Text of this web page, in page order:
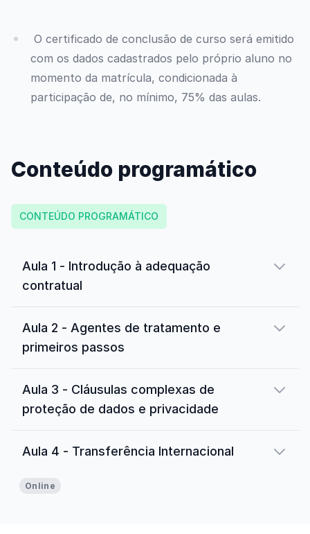
O certificado de conclusão de curso será emitido
com os dados cadastrados pelo próprio aluno no
momento da matrícula, condicionada à
participação de, no mínimo, 75% das aulas.
Conteúdo programático
CONTEÚDO PROGRAMÁTICO
Aula 1 - Introdução à adequação
contratual
Aula 2 - Agentes de tratamento e
primeiros passos
Aula 3 - Cláusulas complexas de
proteção de dados e privacidade
Aula 4 - Transferência Internacional
Online